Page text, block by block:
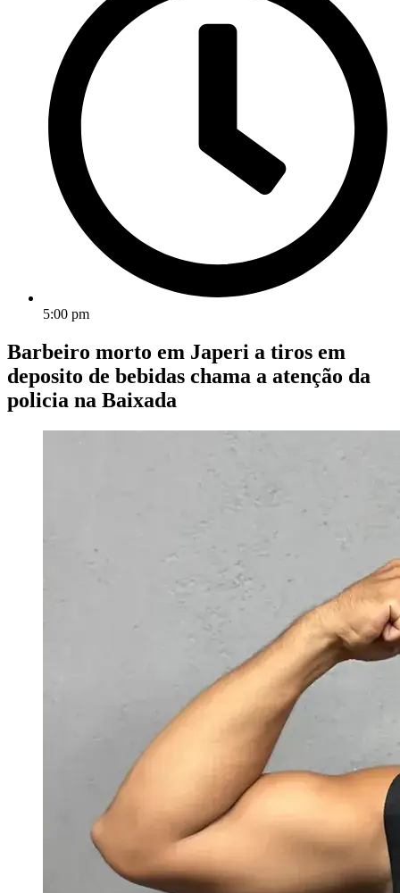
5:00 pm
Barbeiro morto em Japeri a tiros em
deposito de bebidas chama a atenção da
policia na Baixada